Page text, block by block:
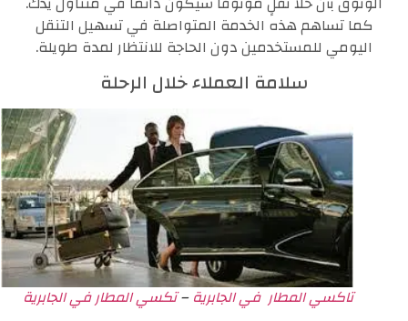
كما تساهم هذه الخدمة المتواصلة في تسهيل التنقل
اليومي للمستخدمين دون الحاجة للانتظار لمدة طويلة.
سلامة العملاء خلال الرحلة
تاكسي المطار في الجابرية–تكسي المطار في الجابرية